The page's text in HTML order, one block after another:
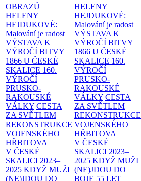
OBRAZŮ
HELENY
HEJDUKOVÉ:
Malování je radost
VÝSTAVA K
VÝROČÍ BITVY
1866 U ČESKÉ
SKALICE 160.
VÝROČÍ
PRUSKO-
RAKOUSKÉ
VÁLKY CESTA
ZA SVĚTLEM
REKONSTRUKCE
VOJENSKÉHO
HŘBITOVA
V ČESKÉ
SKALICI 2023–
2025 KDYŽ MUŽI
(NE)JDOU DO
HELENY
HEJDUKOVÉ:
Malování je radost
VÝSTAVA K
VÝROČÍ BITVY
1866 U ČESKÉ
SKALICE 160.
VÝROČÍ
PRUSKO-
RAKOUSKÉ
VÁLKY CESTA
ZA SVĚTLEM
REKONSTRUKCE
VOJENSKÉHO
HŘBITOVA
V ČESKÉ
SKALICI 2023–
2025 KDYŽ MUŽI
(NE)JDOU DO
BOJE 55 LET